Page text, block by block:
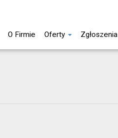
O Firmie Oferty Zgłoszenia